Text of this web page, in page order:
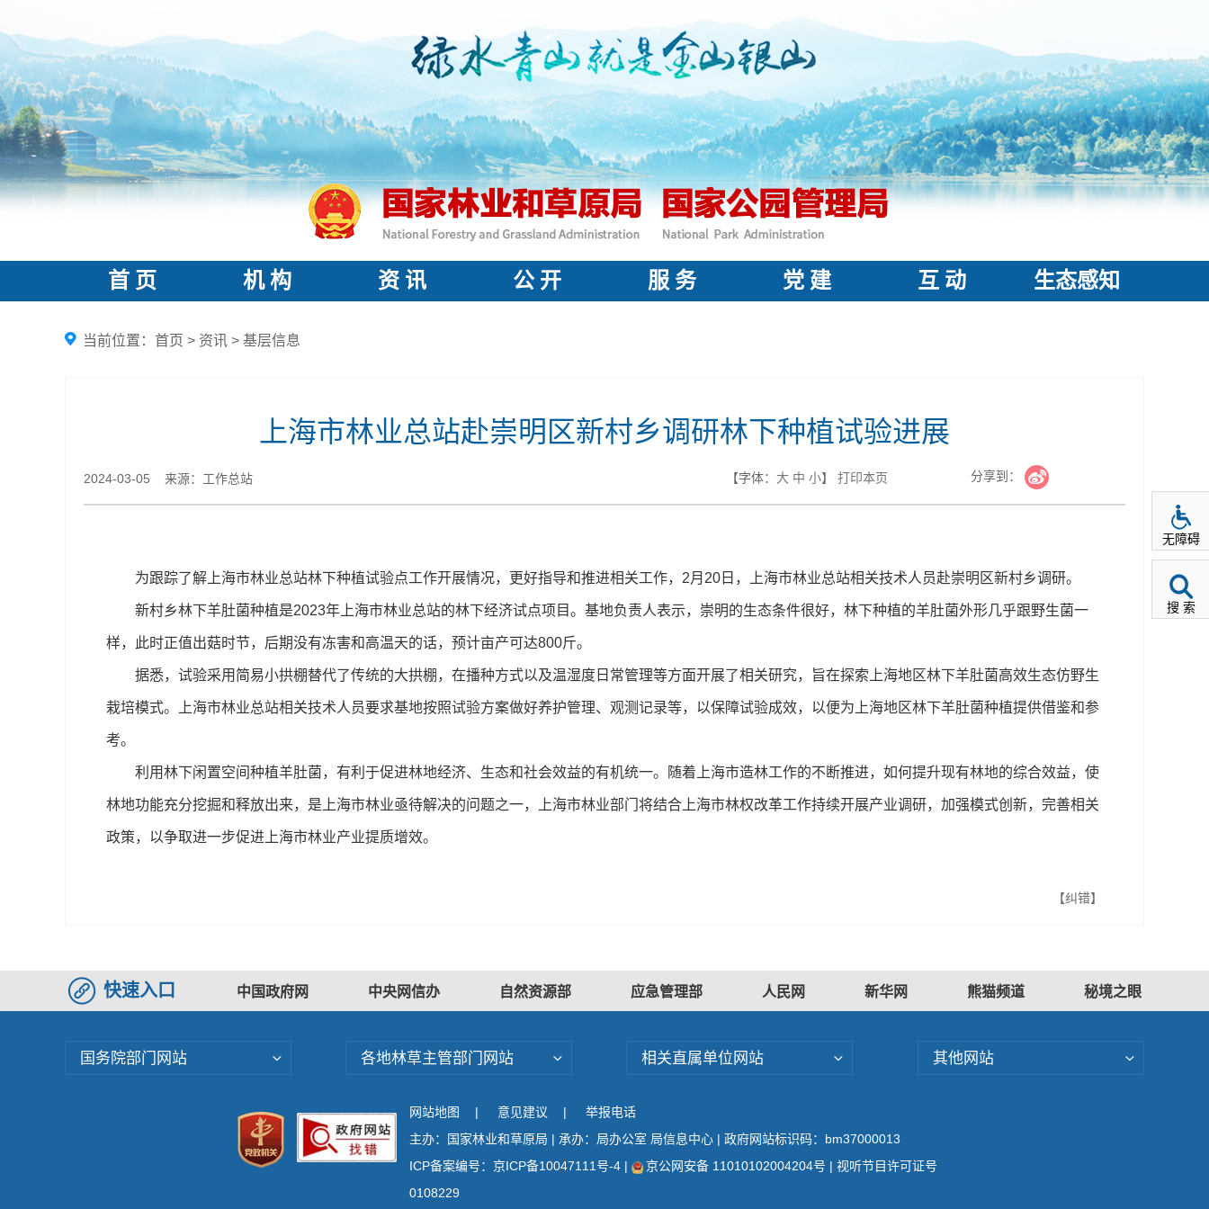
首 页 机 构 资 讯 公 开 服 务 党 建 互 动 生态感知
当前位置： 首页 > 资讯 > 基层信息
上海市林业总站赴崇明区新村乡调研林下种植试验进展
2024-03-05 来源：工作总站 【字体： 大 中 小】 打印本页 分享到：
为跟踪了解上海市林业总站林下种植试验点工作开展情况，更好指导和推进相关工作， 2月20日，上海市林业总站相关技术人员赴崇明区新村乡调研。
新村乡林下羊肚菌种植是2023年上海市林业总站的林下经济试点项目。 基地负责人表示， 崇明的生态条件很好，林下种植的羊肚菌外形几乎跟野生菌一
样， 此时正值出菇时节，后期没有冻害和高温天的话，预计亩产可达800斤。
据悉， 试验采用简易小拱棚替代了传统的大拱棚，在播种方式以及温湿度日常管理等方面开展了相关研究，旨在探索上海地区林下羊肚菌高效生态仿野生
栽培模式。上海市林业总站相关技术人员要求基地按照试验方案做好养护管理、观测记录等，以保障试验成效，以便为上海地区林下羊肚菌种植提供借鉴和参
考。
利用林下闲置空间种植羊肚菌，有利于促进林地经济、生态和社会效益的有机统一。随着上海市造林工作的不断推进，如何提升现有林地的综合效益，使
林地功能充分挖掘和释放出来，是上海市林业亟待解决的问题之一，上海市林业部门将结合上海市林权改革工作持续开展产业调研，加强模式创新，完善相关
政策，以争取进一步促进上海市林业产业提质增效。
【纠错】
快速入口 中国政府网 中央网信办 自然资源部 应急管理部 人民网 新华网 熊猫频道 秘境之眼
国务院部门网站 各地林草主管部门网站 相关直属单位网站 其他网站
网站地图 | 意见建议 |
举报电话
主办：国家林业和草原局 | 承办：局办公室 局信息中心 | 政府网站标识码：bm37000013
ICP备案编号：京ICP备10047111号-4 | 京公网安备 11010102004204号 | 视听节目许可证号
0108229
无障碍
搜 索